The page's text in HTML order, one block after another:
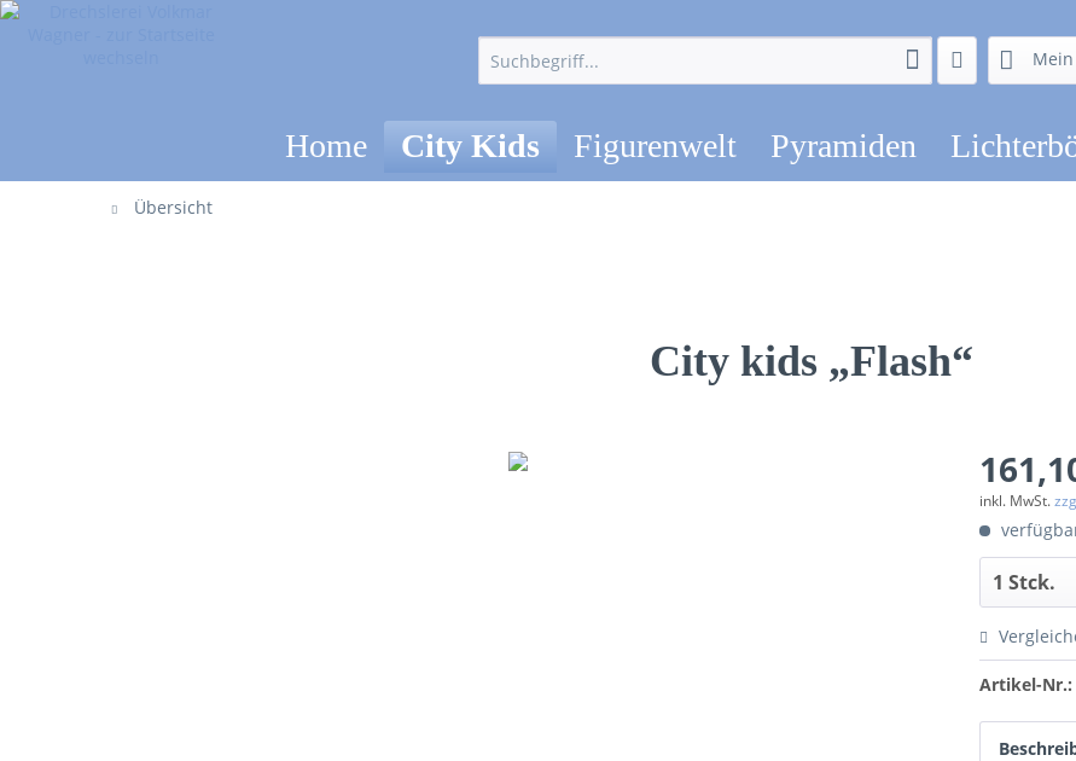
Home City Kids Figurenwelt Pyramiden
Übersicht
City kids „Flash“
inkl. MwSt.
Artikel-Nr.: